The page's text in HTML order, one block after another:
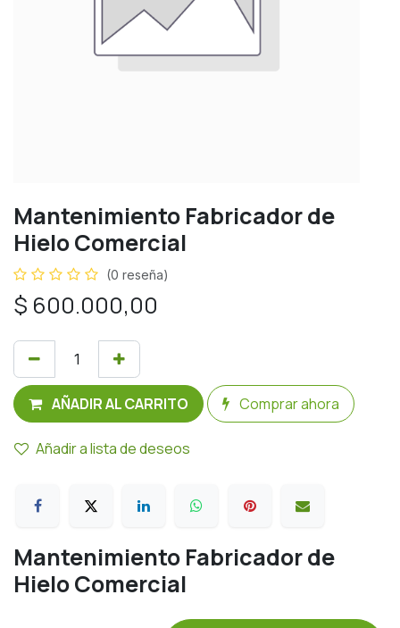
Mantenimiento Fabricador de
Hielo Comercial
(0 reseña)
$ 600.000,00
AÑADIR AL CARRITO Comprar ahora
Añadir a lista de deseos
Mantenimiento Fabricador de
Hielo Comercial